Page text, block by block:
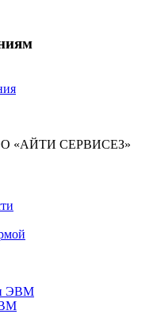
«АЙТИ СЕРВИСЕЗ»
ЭВМ